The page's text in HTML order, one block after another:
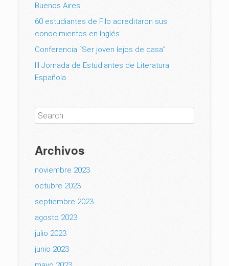
Buenos Aires
60 estudiantes de Filo acreditaron sus
conocimientos en Inglés
Conferencia “Ser joven lejos de casa”
III Jornada de Estudiantes de Literatura
Española
Archivos
noviembre 2023
octubre 2023
septiembre 2023
agosto 2023
julio 2023
junio 2023